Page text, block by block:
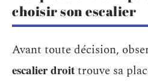
choisir son escalier
Avant toute décision,
escalier droittrouve sa